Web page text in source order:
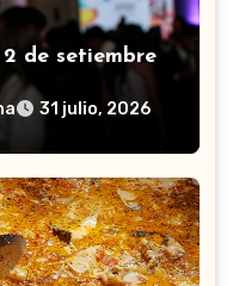
de setiembre
31 julio, 2026